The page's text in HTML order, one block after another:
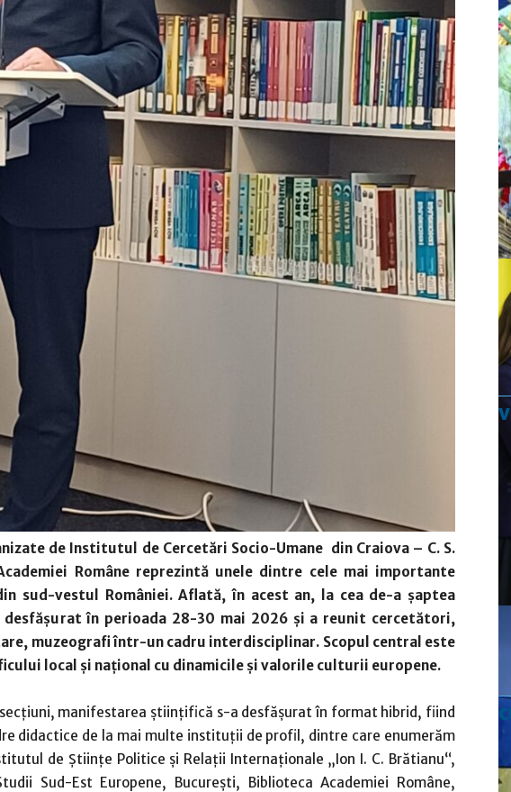
de Institutul de Cercetări Socio-Umane din Craiova – C. S.
Române reprezintă unele dintre cele mai importante
sud-vestul României. Aflată, în acest an, la cea de-a șaptea
desfășurat în perioada 28-30 mai 2026 și a reunit cercetători,
muzeografi într-un cadru interdisciplinar. Scopul central este
local și național cu dinamicile și valorile culturii europene.
manifestarea științifică s-a desfășurat în format hibrid, fiind
didactice de la mai multe instituții de profil, dintre care enumerăm
de Științe Politice și Relații Internaționale „Ion I. C. Brătianu“,
Sud-Est Europene, București, Biblioteca Academiei Române,